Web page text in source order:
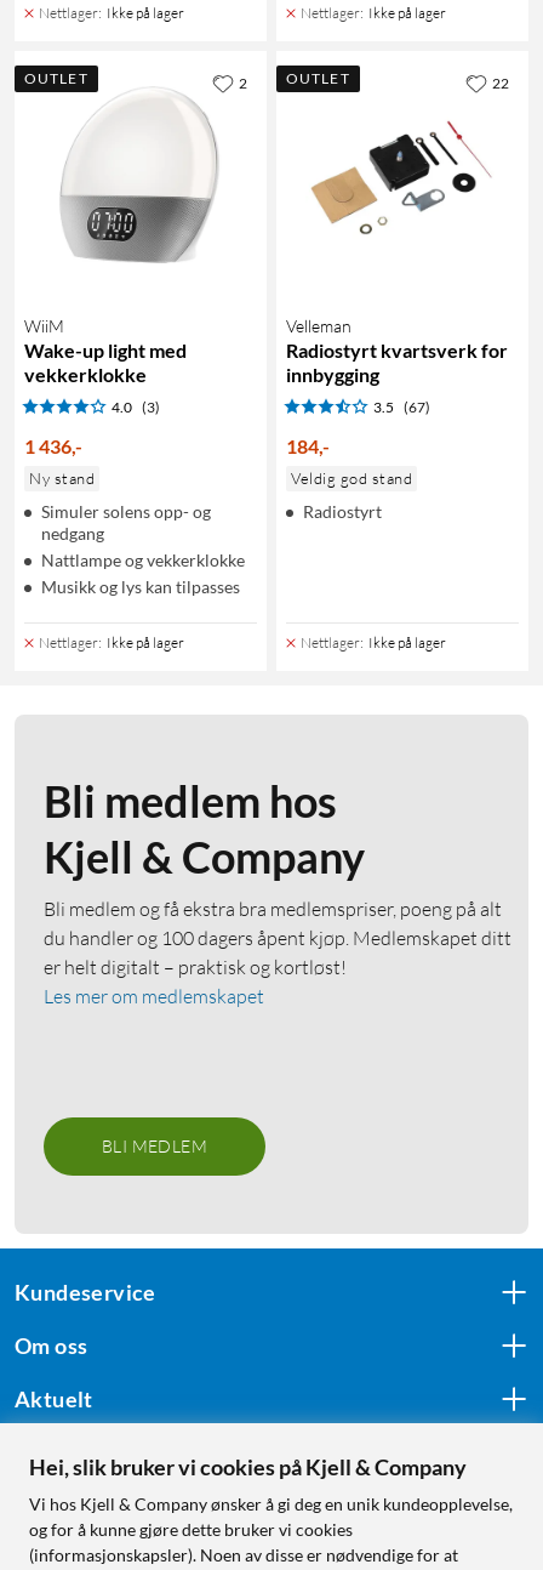
Nettlager: Ikke på lager Nettlager: Ikke på lager
OUTLET
WiiM
Wake-up light med
vekkerklokke
4.0 (3)
1 436,-
Ny stand
Simuler solens opp- og
nedgang
Nattlampe og vekkerklokke
Musikk og lys kan tilpasses
Nettlager: Ikke på lager
2 OUTLET
Velleman
Radiostyrt kvartsverk for
innbygging
3.5 (67)
184,-
Veldig god stand
Radiostyrt
Nettlager: Ikke på lager
22
Bli medlem hos
Kjell & Company
Bli medlem og få ekstra bra medlemspriser, poeng på alt
du handler og 100 dagers åpent kjøp. Medlemskapet ditt
er helt digitalt – praktisk og kortløst!
Les mer om medlemskapet
BLI MEDLEM
Kundeservice
Om oss
Aktuelt
Følg oss
Hei, slik bruker vi cookies på Kjell & Company
Vi hos Kjell & Company ønsker å gi deg en unik kundeopplevelse,
og for å kunne gjøre dette bruker vi cookies
(informasjonskapsler). Noen av disse er nødvendige for at